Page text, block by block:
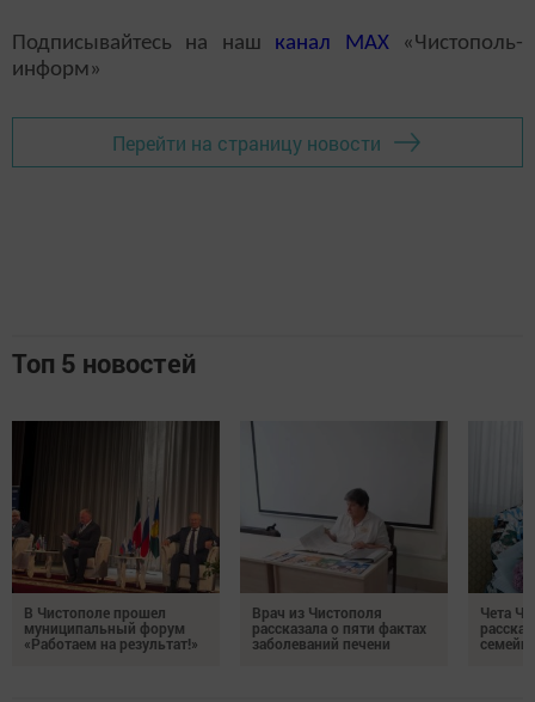
Подписывайтесь на наш канал MAX«Чистополь-
информ»
Перейти на страницу новости
Топ 5 новостей
В Чистополе прошел
муниципальный форум
«Работаем на результат!»
Врач из Чистополя
рассказала о пяти фактах
заболеваний печени
Чета